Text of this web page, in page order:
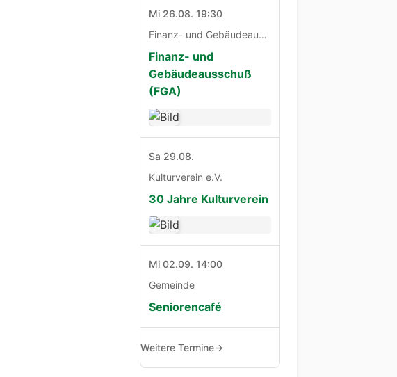
Mi 26.08. 19:30
Finanz- und Gebäudeausschuß
Finanz- und
Gebäudeausschuß
(FGA)
Sa 29.08.
Kulturverein e.V.
30 Jahre Kulturverein
Mi 02.09. 14:00
Gemeinde
Seniorencafé
Weitere Termine→